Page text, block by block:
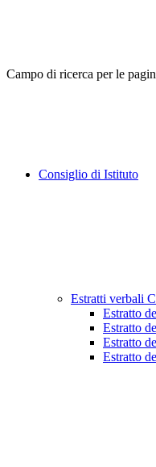
Campo di ricerca per le
Consiglio di Istituto
Estratti verbali
Estratto
Estratto
Estratto
Estratto